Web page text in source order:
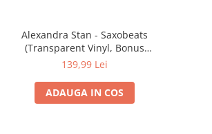
Alexandra Stan - Saxobeats
(Transparent Vinyl, Bonus
Tracks) ) (Disc Vinil)
139,99 Lei
ADAUGA IN COS